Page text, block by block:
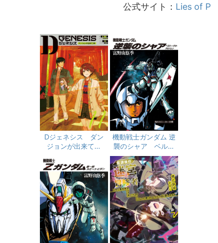
公式サイト： Lies of P
Dジェネシス ダン
ジョンが出来て３
機動戦士ガンダム 逆
襲のシャア ベルト
ーチカ・チルドレン
(角川スニーカー文
庫)